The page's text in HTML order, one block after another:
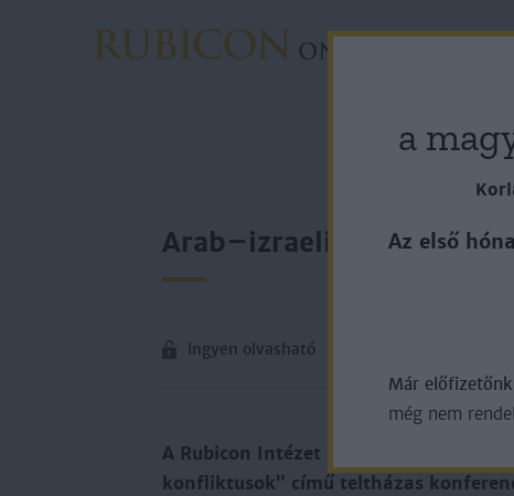
Rovatok
Arab–izraeli
Ingyen olvasható
A Rubicon Intézet 2024. január 27-én
konfliktusok” című teltházas
a
Az első
Már
még nem